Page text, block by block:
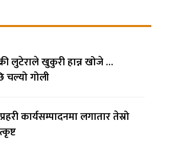
लुटेराले खुकुरी हान्न खोजे …
चल्यो गोली
कार्यसम्पादनमा लगातार तेस्रो